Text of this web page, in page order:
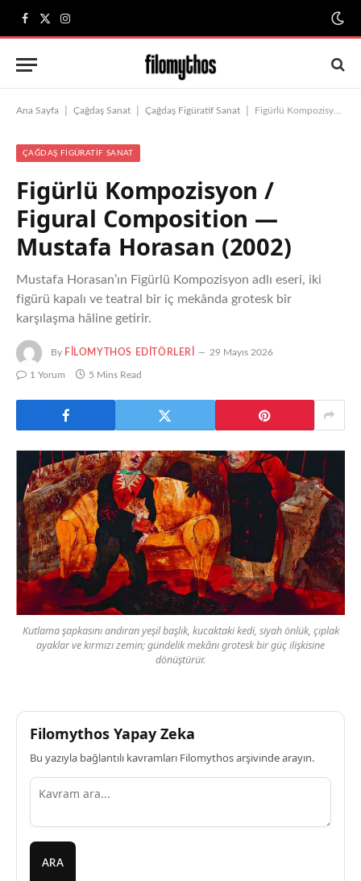
Facebook
X
(Twitter)
Instagram
Ana Sayfa Çağdaş Sanat Çağdaş Figüratif Sanat Figürlü Kompozisyon / Figural Composition — Mustafa Horasan (2002)
ÇAĞDAŞ FIGÜRATIF SANAT
Figürlü Kompozisyon /
Figural Composition —
Mustafa Horasan (2002)
Mustafa Horasan’ın Figürlü Kompozisyon adlı eseri, iki
figürü kapalı ve teatral bir iç mekânda grotesk bir
karşılaşma hâline getirir.
By FILOMYTHOS EDITÖRLERI 29 Mayıs 2026
1 Yorum 5 Mins Read
Kutlama şapkasını andıran yeşil başlık, kucaktaki kedi, siyah önlük, çıplak
ayaklar ve kırmızı zemin; gündelik mekânı grotesk bir güç ilişkisine
dönüştürür.
Filomythos Yapay Zeka
Bu yazıyla bağlantılı kavramları Filomythos arşivinde arayın.
ARA